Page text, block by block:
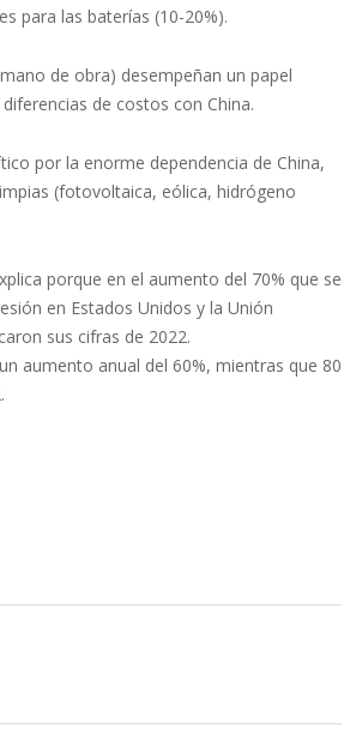
para las baterías (10-20%).
de obra) desempeñan un papel
de costos con China.
por la enorme dependencia de China,
(fotovoltaica, eólica, hidrógeno
porque en el aumento del 70% que se
en Estados Unidos y la Unión
sus cifras de 2022.
aumento anual del 60%, mientras que 80